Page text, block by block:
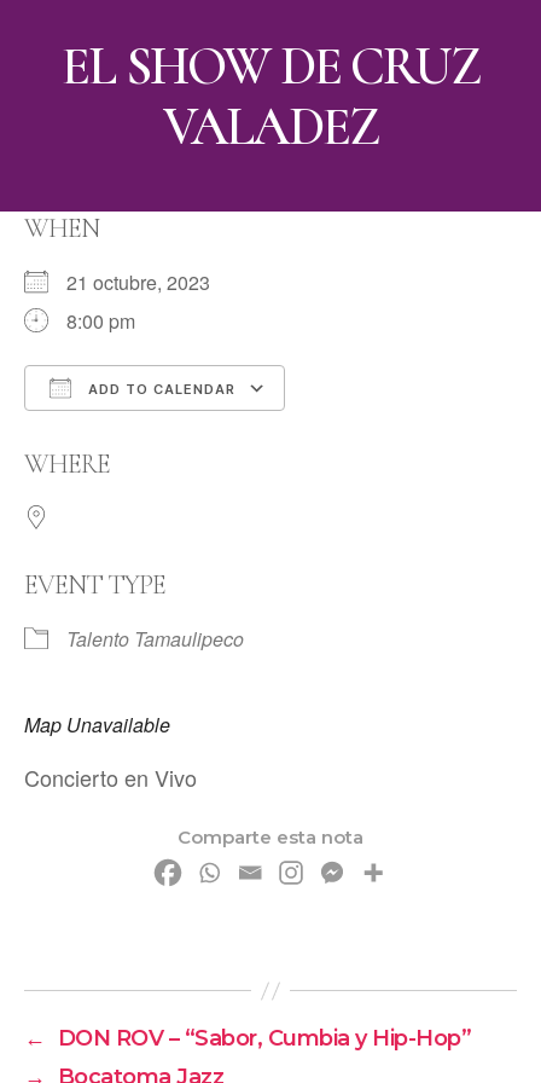
EL SHOW DE CRUZ
VALADEZ
WHEN
21 octubre, 2023
8:00 pm
ADD TO CALENDAR
WHERE
EVENT TYPE
Talento Tamaulipeco
Map Unavailable
Concierto en Vivo
Comparte esta nota
←
DON ROV – “Sabor, Cumbia y Hip-Hop”
→
Bocatoma Jazz